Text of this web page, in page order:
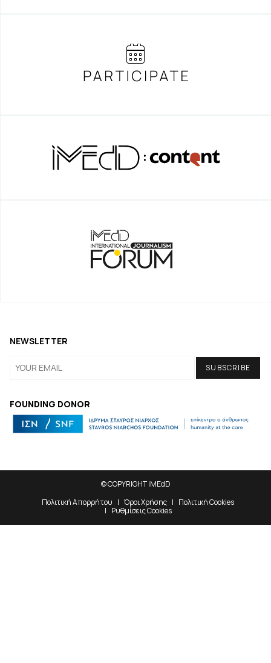
FOUNDING DONOR
NEWSLETTER
© COPYRIGHT iMEdD
Πολιτική Απορρήτου
Όροι Χρήσης
Πολιτική Cookies
Ρυθμίσεις Cookies